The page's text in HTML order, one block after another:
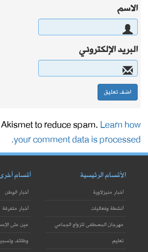
الاسم
البريد الإلكتروني
to reduce spam.Learn how
your comment data is processed.
الأقسام الرئيسية
أخبار منيزلاوية
أنشطة وفعاليات
مهرجان المصطفى للزواج الجماعي
تعليم
أقسام
أخبار الوطن
أخبار متفرقة
عين على
وظائف